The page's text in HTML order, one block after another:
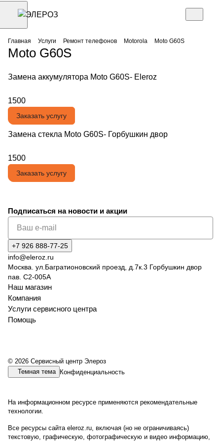
Главная Услуги Ремонт телефонов Motorola Moto G60S
Moto G60S
Замена аккумулятора Moto G60S- Eleroz
1500
Заказать услугу
Замена стекла Moto G60S- Горбушкин двор
1500
Заказать услугу
Подписаться на новости и акции
+7 926 888-77-25
info@eleroz.ru
Москва. ул.Багратионовский проезд, д.7к.3 Горбушкин двор
пав. C2-005A
Наш магазин
Компания
Услуги сервисного центра
Помощь
© 2026 Сервисный центр Элероз
Темная тема Конфиденциальность
На информационном ресурсе применяются рекомендательные
технологии.
Все ресурсы сайта eleroz.ru, включая (но не ограничиваясь)
текстовую, графическую, фотографическую и видео информацию,